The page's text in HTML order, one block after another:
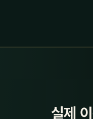
실제